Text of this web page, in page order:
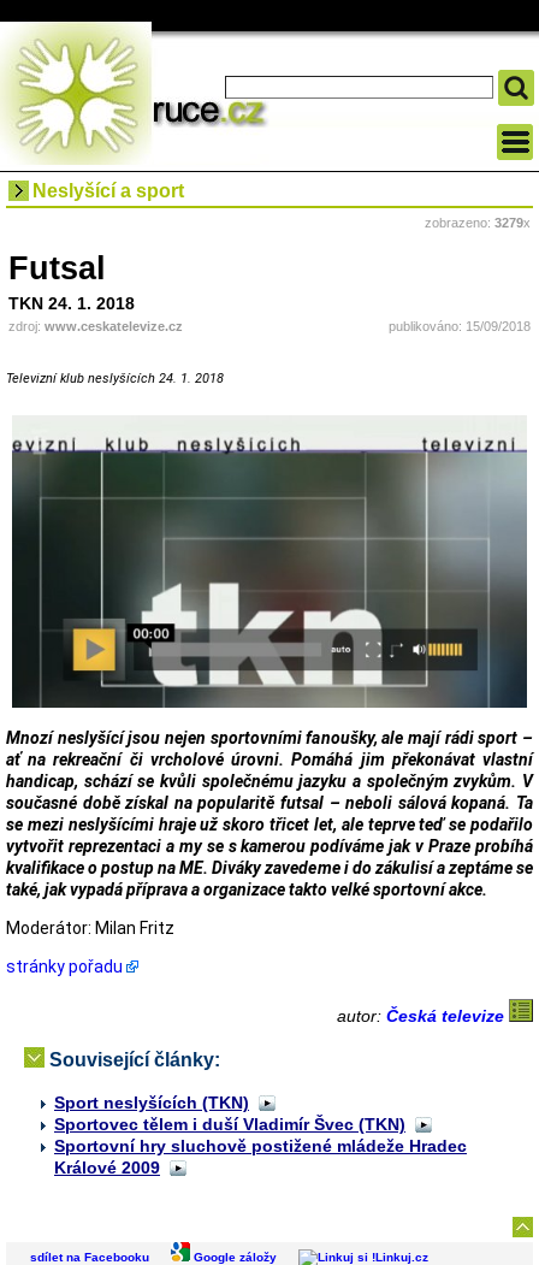
Neslyšící a sport
zobrazeno: 3279x
Futsal
TKN 24. 1. 2018
zdroj: www.ceskatelevize.cz publikováno: 15/09/2018
Televizní klub neslyšících 24. 1. 2018
Mnozí neslyšící jsou nejen sportovními fanoušky, ale mají rádi sport –
ať na rekreační či vrcholové úrovni. Pomáhá jim překonávat vlastní
handicap, schází se kvůli společnému jazyku a společným zvykům. V
současné době získal na popularitě futsal – neboli sálová kopaná. Ta
se mezi neslyšícími hraje už skoro třicet let, ale teprve teď se podařilo
vytvořit reprezentaci a my se s kamerou podíváme jak v Praze probíhá
kvalifikace o postup na ME. Diváky zavedeme i do zákulisí a zeptáme se
také, jak vypadá příprava a organizace takto velké sportovní akce.
Moderátor: Milan Fritz
stránky pořadu
autor: Česká televize
Související články:
Sport neslyšících (TKN)
Sportovec tělem i duší Vladimír Švec (TKN)
Sportovní hry sluchově postižené mládeže Hradec
Králové 2009
sdílet na Facebooku Google záložy
Linkuj.cz